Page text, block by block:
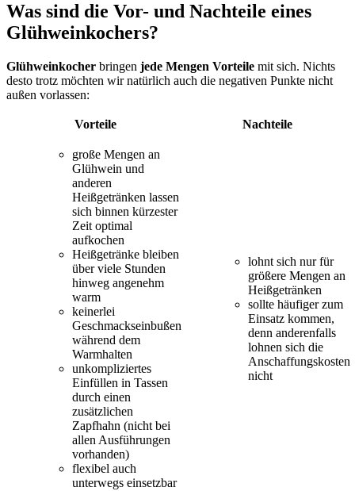
Was sind die Vor- und Nachteile eines
Glühweinkochers?
Glühweinkocher bringen jede Mengen Vorteile mit sich. Nichts
desto trotz möchten wir natürlich auch die negativen Punkte nicht
außen vorlassen:
Vorteile Nachteile
große Mengen an
Glühwein und
anderen
Heißgetränken lassen
sich binnen kürzester
Zeit optimal
aufkochen
Heißgetränke bleiben
über viele Stunden
hinweg angenehm
warm
keinerlei
Geschmackseinbußen
während dem
Warmhalten
unkompliziertes
Einfüllen in Tassen
durch einen
zusätzlichen
Zapfhahn (nicht bei
allen Ausführungen
vorhanden)
flexibel auch
unterwegs einsetzbar
lohnt sich nur für
größere Mengen an
Heißgetränken
sollte häufiger zum
Einsatz kommen,
denn anderenfalls
lohnen sich die
Anschaffungskosten
nicht